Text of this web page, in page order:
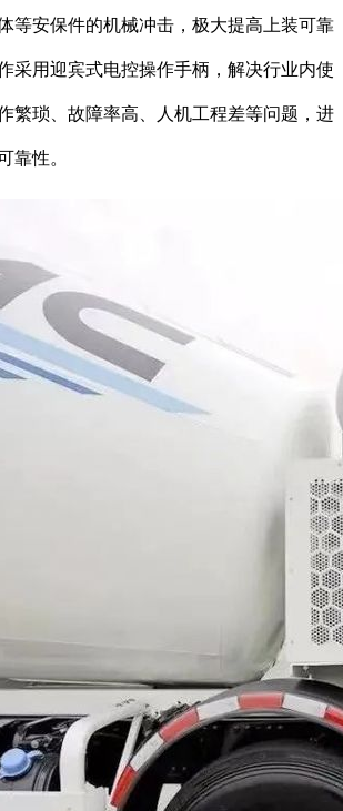
等安保件的机械冲击，极大提高上装可靠
采用迎宾式电控操作手柄，解决行业内使
繁琐、故障率高、人机工程差等问题，进
靠性。